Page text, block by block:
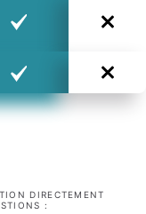
DIRECTEMENT
: